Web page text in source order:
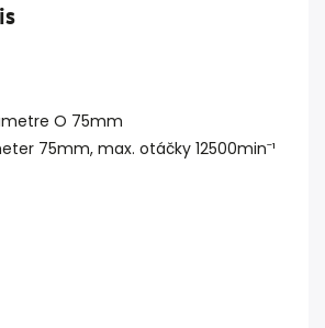
O 75mm
75mm, max. otáčky 12500minˉ¹